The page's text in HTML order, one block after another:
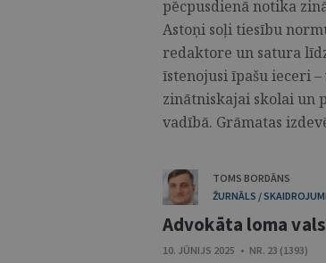
pēcpusdienā notika
Astoņi soļi tiesību
redaktore un satura
īstenojusi īpašu ieceri
zinātniskajai skolai un
vadībā. Grāmatas
TOMS BORDĀNS
ŽURNĀLS /
Advokāta loma
10. JŪNIJS 2025 • NR. 23 (1393)